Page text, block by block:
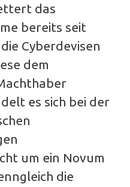
das
bereits seit
Cyberdevisen
dem
es sich bei der
um ein Novum
die